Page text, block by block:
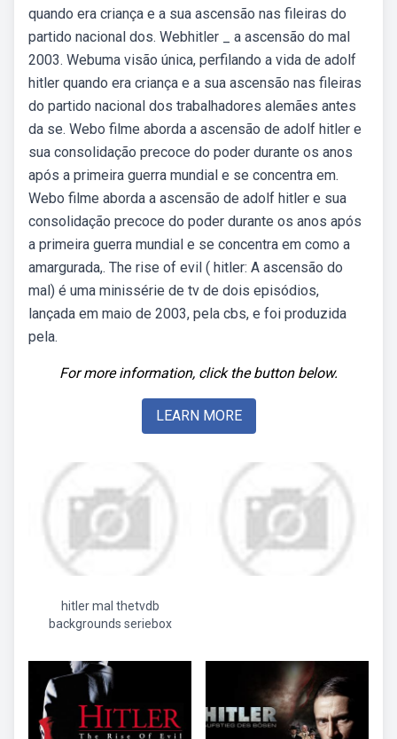
quando era criança e a sua ascensão nas fileiras do
partido nacional dos. Webhitler _ a ascensão do mal
2003. Webuma visão única, perfilando a vida de adolf
hitler quando era criança e a sua ascensão nas fileiras
do partido nacional dos trabalhadores alemães antes
da se. Webo filme aborda a ascensão de adolf hitler e
sua consolidação precoce do poder durante os anos
após a primeira guerra mundial e se concentra em.
Webo filme aborda a ascensão de adolf hitler e sua
consolidação precoce do poder durante os anos após
a primeira guerra mundial e se concentra em como a
amargurada,. The rise of evil ( hitler: A ascensão do
mal) é uma minissérie de tv de dois episódios,
lançada em maio de 2003, pela cbs, e foi produzida
pela.
For more information, click the button below.
LEARN MORE
hitler mal thetvdb
backgrounds seriebox